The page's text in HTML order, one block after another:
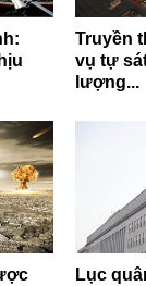
Truyền
vụ tự
lượng...
Lục